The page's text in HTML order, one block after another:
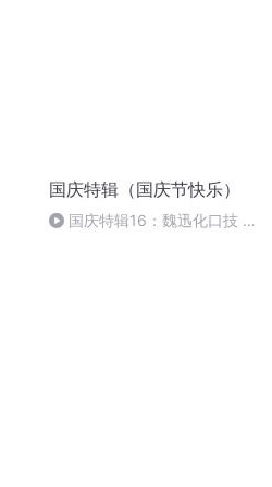
国庆特辑（国庆节快乐）
国庆特辑16：魏迅化口技 二